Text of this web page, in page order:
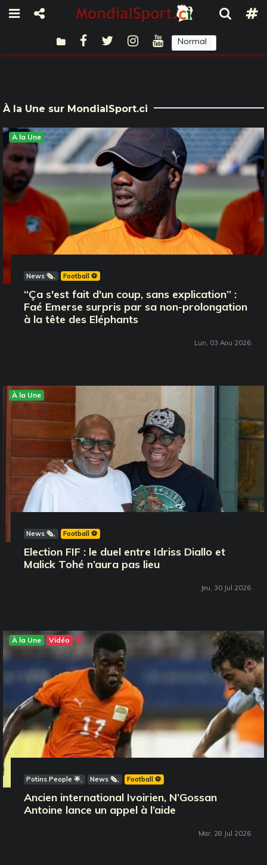
Normal
À la Une sur MondialSport.ci
À la Une
News 🗞️ Football ⚽️
‘‘Ça s'est fait d'un coup, sans explication’’ :
Faé Emerse surpris par sa non-prolongation
à la tête des Eléphants
Lun, 03 Aou 2026
À la Une
News 🗞️ Football ⚽️
Election FIF : le duel entre Idriss Diallo et
Malick Tohé n’aura pas lieu
Jeu, 30 Jul 2026
À la Une Vidéo
Potins People 🌟 News 🗞️ Football ⚽️
Ancien international Ivoirien, N’Gossan
Antoine lance un appel à l’aide
Mar, 28 Jul 2026